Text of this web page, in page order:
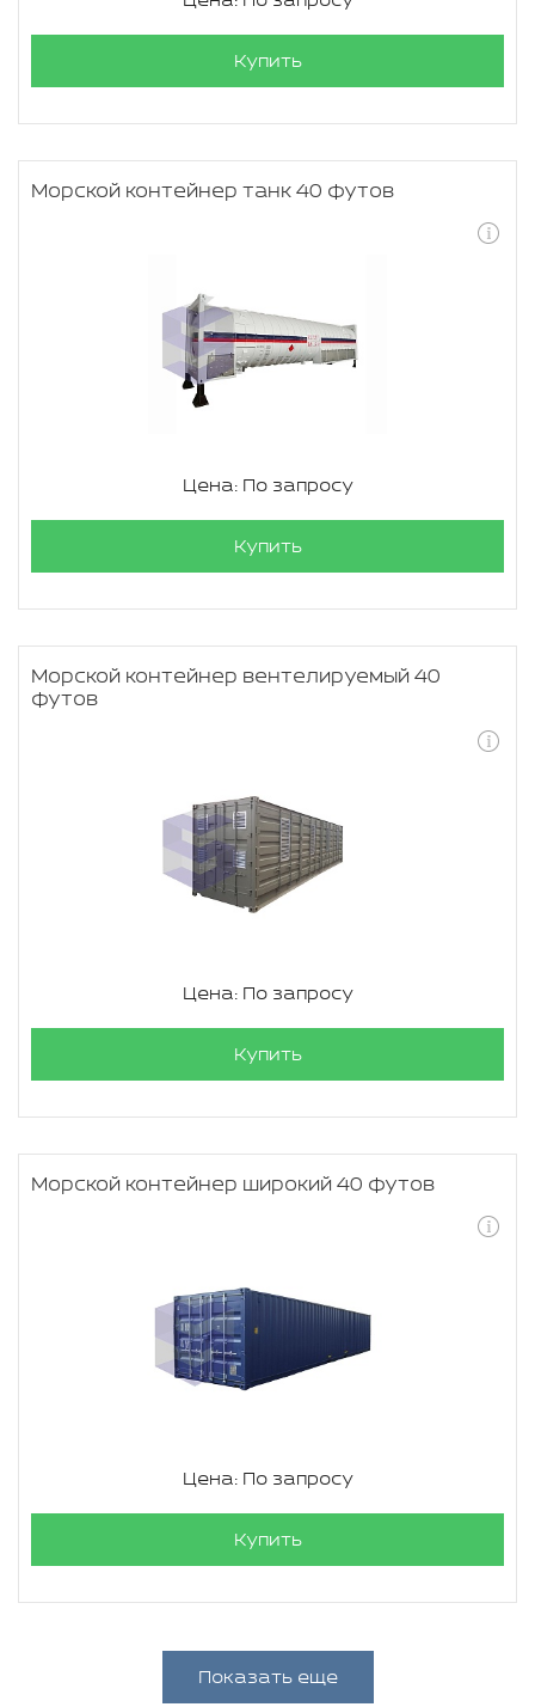
Купить
Морской контейнер танк 40 футов
Цена: По запросу
Купить
Морской контейнер вентелируемый 40
футов
Цена: По запросу
Купить
Морской контейнер широкий 40 футов
Цена: По запросу
Купить
Показать еще